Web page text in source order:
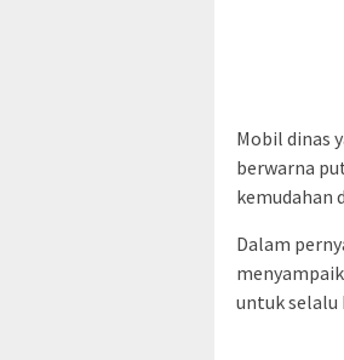
Mobil dinas
berwarna
kemudahan
Dalam
untuk selalu